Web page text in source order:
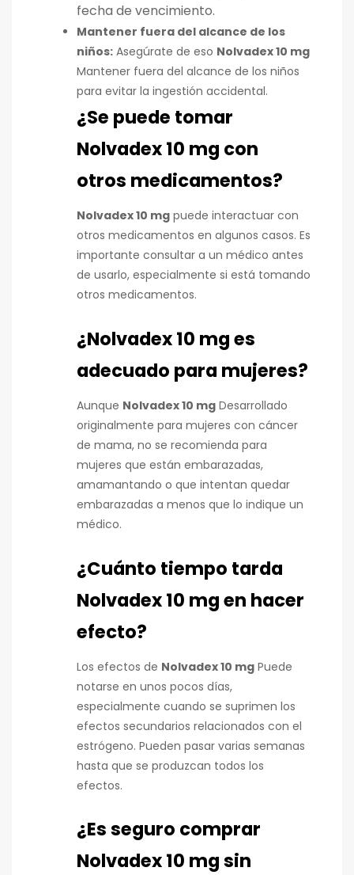
fecha de vencimiento.
Mantener fuera del alcance de los
niños: Asegúrate de eso Nolvadex 10 mg
Mantener fuera del alcance de los niños
para evitar la ingestión accidental.
¿Se puede tomar
Nolvadex 10 mg con
otros medicamentos?
Nolvadex 10 mg puede interactuar con
otros medicamentos en algunos casos. Es
importante consultar a un médico antes
de usarlo, especialmente si está tomando
otros medicamentos.
¿Nolvadex 10 mg es
adecuado para mujeres?
Aunque Nolvadex 10 mg Desarrollado
originalmente para mujeres con cáncer
de mama, no se recomienda para
mujeres que están embarazadas,
amamantando o que intentan quedar
embarazadas a menos que lo indique un
médico.
¿Cuánto tiempo tarda
Nolvadex 10 mg en hacer
efecto?
Los efectos de Nolvadex 10 mg Puede
notarse en unos pocos días,
especialmente cuando se suprimen los
efectos secundarios relacionados con el
estrógeno. Pueden pasar varias semanas
hasta que se produzcan todos los
efectos.
¿Es seguro comprar
Nolvadex 10 mg sin